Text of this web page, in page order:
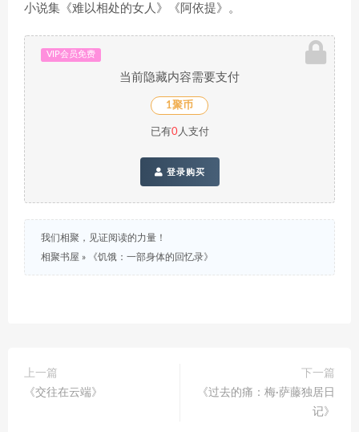
小说集《难以相处的女人》《阿依提》。
VIP会员免费
当前隐藏内容需要支付
1聚币
已有0人支付
登录购买
我们相聚，见证阅读的力量！
相聚书屋 » 《饥饿：一部身体的回忆录》
上一篇
《交往在云端》
下一篇
《过去的痛：梅·萨藤独居日
记》